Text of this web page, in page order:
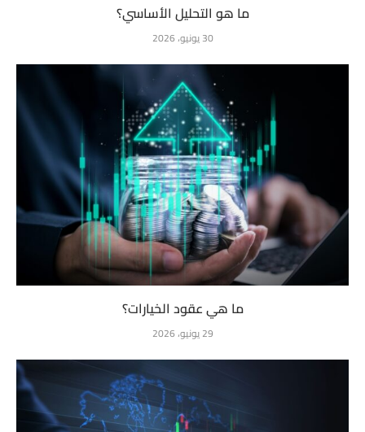
ما هو التحليل الأساسي؟
30 يونيو، 2026
ما هي عقود الخيارات؟
29 يونيو، 2026